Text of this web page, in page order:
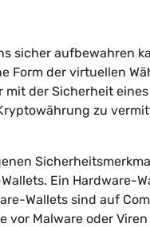
sicher aufbewahren
Form der virtuellen
der Sicherheit
zu
Ein Hardware-
Wallets sind auf
vor Malware oder